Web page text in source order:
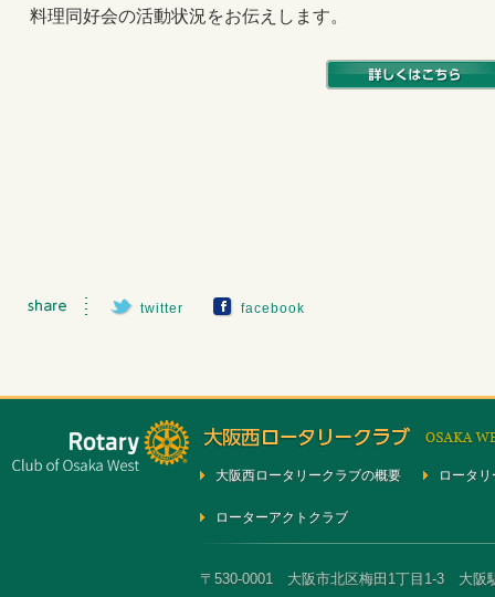
料理同好会の活動状況をお伝えします。
twitter facebook
大阪西ロータリークラブの概要 ロータ
ローターアクトクラブ
〒530-0001 大阪市北区梅田1丁目1-3 大阪